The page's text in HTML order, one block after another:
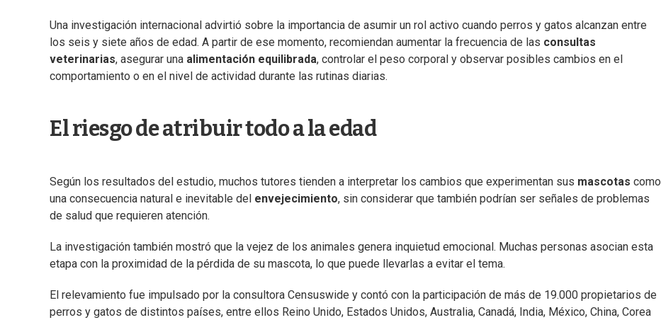
Una investigación internacional advirtió sobre la importancia de asumir un rol activo cuando perros y gatos alcanzan entre
los seis y siete años de edad. A partir de ese momento, recomiendan aumentar la frecuencia de las consultas
veterinarias, asegurar una alimentación equilibrada, controlar el peso corporal y observar posibles cambios en el
comportamiento o en el nivel de actividad durante las rutinas diarias.
El riesgo de atribuir todo a la edad
Según los resultados del estudio, muchos tutores tienden a interpretar los cambios que experimentan sus mascotas como
una consecuencia natural e inevitable del envejecimiento, sin considerar que también podrían ser señales de problemas
de salud que requieren atención.
La investigación también mostró que la vejez de los animales genera inquietud emocional. Muchas personas asocian esta
etapa con la proximidad de la pérdida de su mascota, lo que puede llevarlas a evitar el tema.
El relevamiento fue impulsado por la consultora Censuswide y contó con la participación de más de 19.000 propietarios de
perros y gatos de distintos países, entre ellos Reino Unido, Estados Unidos, Australia, Canadá, India, México, China, Corea